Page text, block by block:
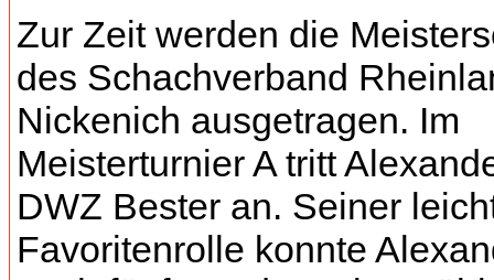
Zur Zeit werden die
des Schachverband
Nickenich ausgetragen. Im
Meisterturnier A tritt
DWZ Bester an. Seiner
Favoritenrolle konnte